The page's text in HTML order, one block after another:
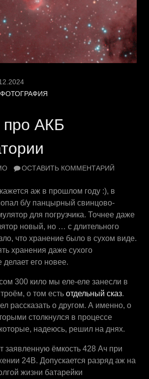
АКБ
ОСТАВИТЬ КОММЕНТАРИЙ
аж в прошлом году :), в
б/у панцырный свинцово-
для погрузчика. Точнее даже
новый, но … с длительного
что хранение было в сухом виде.
хранения даже сухого
делает его новее.
300 кило мы еле-еле занесли в
о том есть отдельный сказ.
рассказать о другом. А именно, о
столкнулся в процессе
надеюсь, решил на днях.
заявленную ёмкость 428 Ач при
24В. Допускается разряд аж на
жизни батарейки